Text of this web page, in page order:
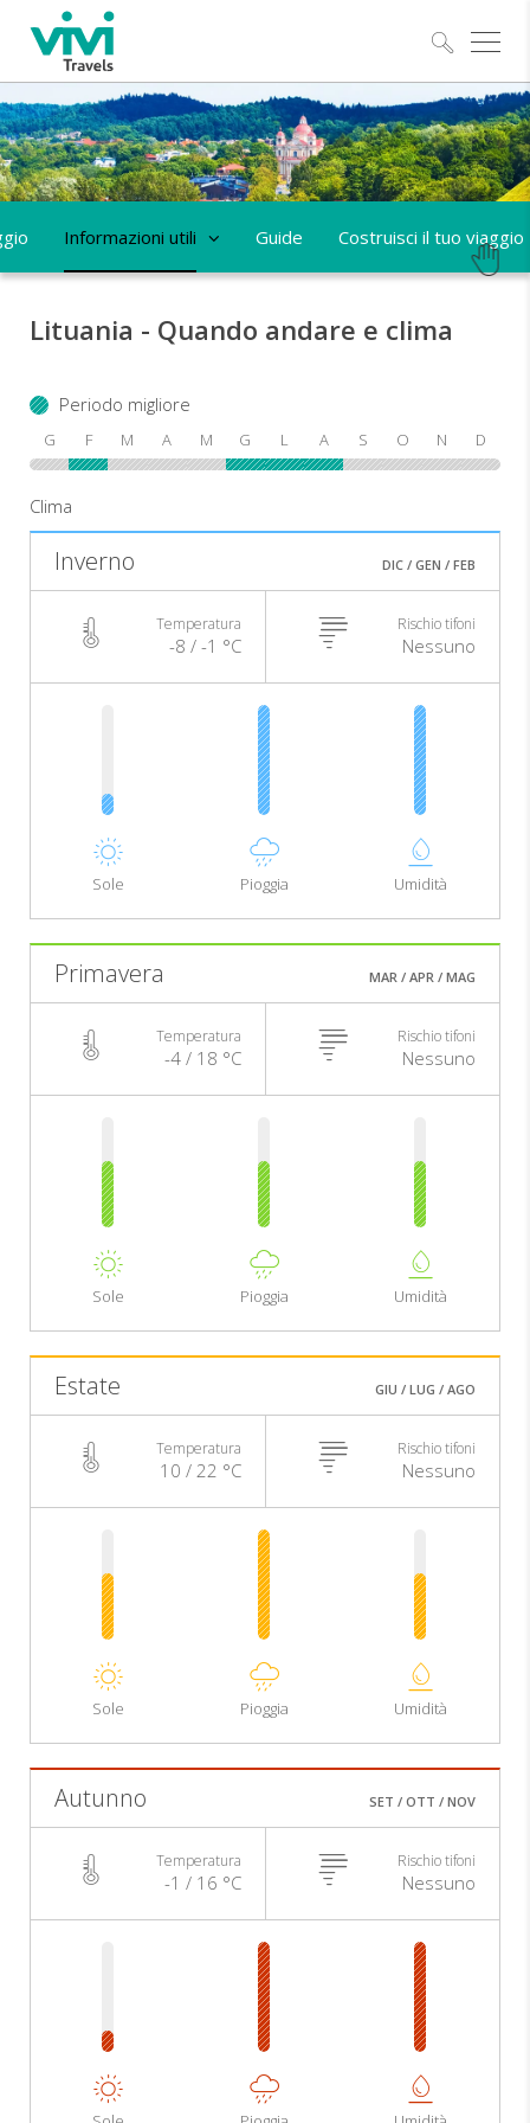
Informazioni utili Guide Costruisci il tuo viaggio
Lituania - Quando andare e clima
Periodo migliore
G F M A M G L A S O N D
Clima
Inverno DIC / GEN / FEB
Temperatura
-8 / -1 °C
Rischio tifoni
Nessuno
Sole Pioggia Umidità
Primavera MAR / APR / MAG
Temperatura
-4 / 18 °C
Rischio tifoni
Nessuno
Sole Pioggia Umidità
Estate GIU / LUG / AGO
Temperatura
10 / 22 °C
Rischio tifoni
Nessuno
Sole Pioggia Umidità
Autunno SET / OTT / NOV
Temperatura
-1 / 16 °C
Rischio tifoni
Nessuno